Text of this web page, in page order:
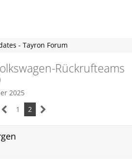
- Tayron Forum
Rückrufteams
2025
1
2